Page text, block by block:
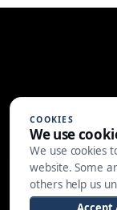
A6
553 05
COOKIES
We use
We use cookies
website. Some
others help us